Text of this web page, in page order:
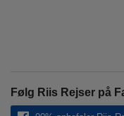
Følg Riis Rejser på